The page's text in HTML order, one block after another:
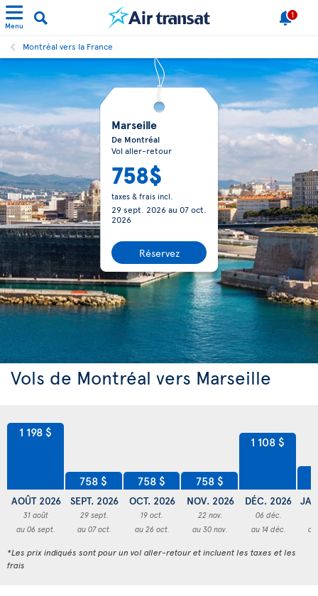
Menu
1
Montréal vers la France
Marseille
De Montréal
Vol aller-retour
758$
taxes & frais incl.
29 sept. 2026au 07 oct.
2026
Réservez
Vols de Montréal vers Marseille
1 198 $
AOÛT 2026
31 août
au 06 sept.
758 $
SEPT. 2026
29 sept.
au 07 oct.
758 $
OCT. 2026
19 oct.
au 26 oct.
758 $
NOV. 2026
22 nov.
au 30 nov.
1 108 $
DÉC. 2026
06 déc.
au 14 déc.
*Les prix indiqués sont pour un vol aller-retour et incluent les taxes et les
frais